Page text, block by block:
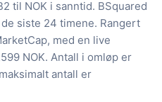
til NOK i sanntid. BSquared
siste 24 timene. Rangert
med en live
NOK. Antall i omløp er
antall er